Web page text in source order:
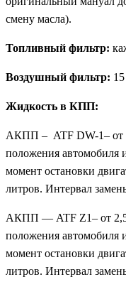
смену масла).
Топливный фильтр:
Воздушный фильтр:
Жидкость в КПП:
АКПП – ATF DW-1– от
положения автомобиля
момент остановки
литров. Интервал
АКПП — ATF Z1– от 2,5
положения автомобиля
момент остановки
литров. Интервал